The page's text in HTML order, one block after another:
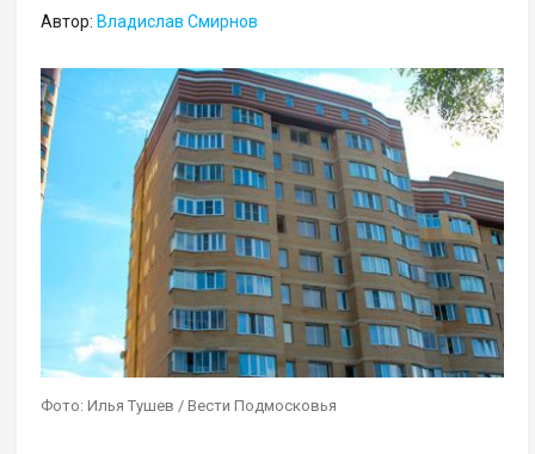
Автор: Владислав Смирнов
Фото: Илья Тушев / Вести Подмосковья